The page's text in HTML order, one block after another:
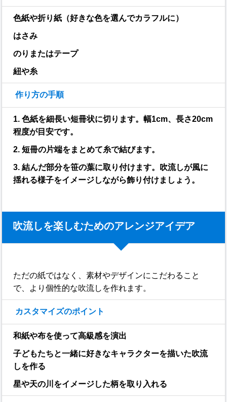
色紙や折り紙（好きな色を選んでカラフルに）
はさみ
のりまたはテープ
紐や糸
作り方の手順
1. 色紙を細長い短冊状に切ります。幅1cm、長さ20cm
程度が目安です。
2. 短冊の片端をまとめて糸で結びます。
3. 結んだ部分を笹の葉に取り付けます。吹流しが風に
揺れる様子をイメージしながら飾り付けましょう。
吹流しを楽しむためのアレンジアイデア
ただの紙ではなく、素材やデザインにこだわること
で、より個性的な吹流しを作れます。
カスタマイズのポイント
和紙や布を使って高級感を演出
子どもたちと一緒に好きなキャラクターを描いた吹流
しを作る
星や天の川をイメージした柄を取り入れる